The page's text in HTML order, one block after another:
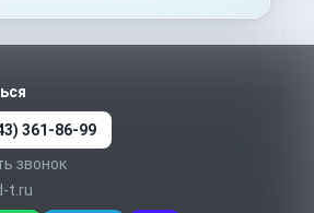
361-86-99
звонок
t.ru